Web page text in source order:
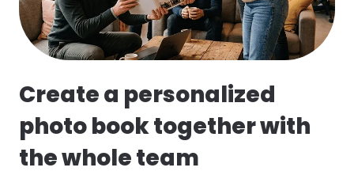
Create a personalized
photo book together with
the whole team